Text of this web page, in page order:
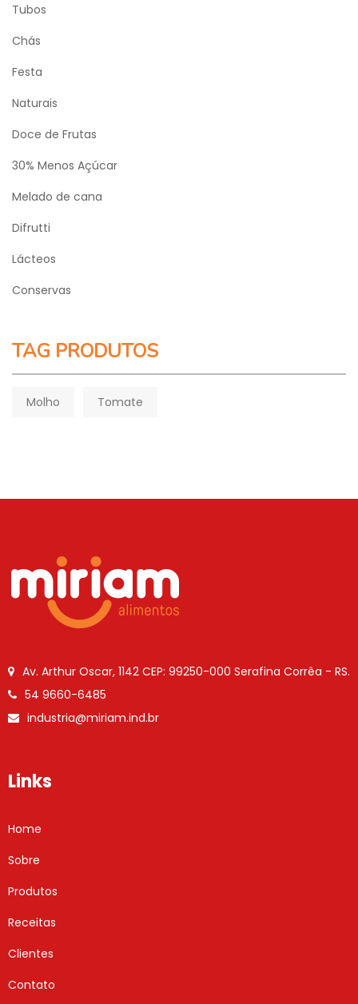
Tubos
Chás
Festa
Naturais
Doce de Frutas
30% Menos Açúcar
Melado de cana
Difrutti
Lácteos
Conservas
TAG PRODUTOS
Molho Tomate
Av. Arthur Oscar, 1142 CEP: 99250-000 Serafina Corrêa - RS.
54 9660-6485
industria@miriam.ind.br
Links
Home
Sobre
Produtos
Receitas
Clientes
Contato